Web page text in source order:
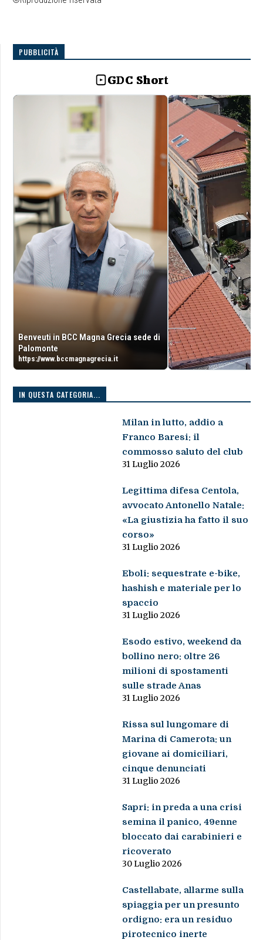
PUBBLICITÀ
GDC Short
Benveuti in BCC Magna Grecia sede di
Palomonte
https://www.bccmagnagrecia.it
IN QUESTA CATEGORIA...
Milan in lutto, addio a
Franco Baresi: il
commosso saluto del club
31 Luglio 2026
Legittima difesa Centola,
avvocato Antonello Natale:
«La giustizia ha fatto il suo
corso»
31 Luglio 2026
Eboli: sequestrate e-bike,
hashish e materiale per lo
spaccio
31 Luglio 2026
Esodo estivo, weekend da
bollino nero: oltre 26
milioni di spostamenti
sulle strade Anas
31 Luglio 2026
Rissa sul lungomare di
Marina di Camerota: un
giovane ai domiciliari,
cinque denunciati
31 Luglio 2026
Sapri: in preda a una crisi
semina il panico, 49enne
bloccato dai carabinieri e
ricoverato
30 Luglio 2026
Castellabate, allarme sulla
spiaggia per un presunto
ordigno: era un residuo
pirotecnico inerte